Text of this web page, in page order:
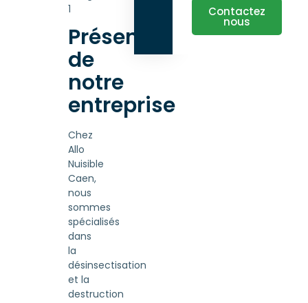
Présentation
de
notre
entreprise
Chez
Allo
Nuisible
Caen,
nous
sommes
spécialisés
dans
la
désinsectisation
et la
destruction
Contactez
nous